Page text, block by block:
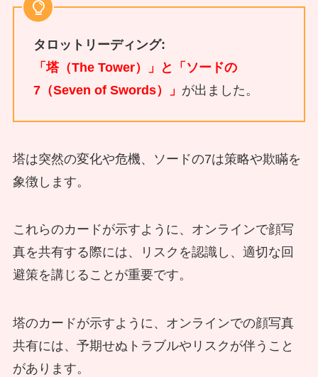
タロットリーディング:
「塔（The Tower）」と「ソードの
7（Seven of Swords）」 が出ました。
塔は突然の変化や危機、ソードの7は策略や欺瞞を
象徴します。
これらのカードが示すように、オンラインで顔写
真を共有する際には、リスクを認識し、適切な回
避策を講じることが重要です。
塔のカードが示すように、オンラインでの顔写真
共有には、予期せぬトラブルやリスクが伴うこと
があります。